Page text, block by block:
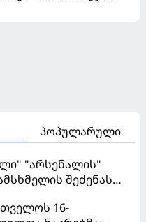
პოპულარული
"არსენალის"
შეძენას
16-